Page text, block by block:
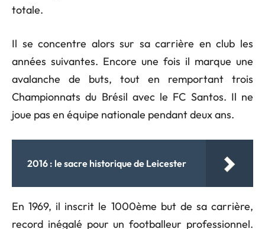
totale.
Il se concentre alors sur sa carrière en club les
années suivantes. Encore une fois il marque une
avalanche de buts, tout en remportant trois
Championnats du Brésil avec le FC Santos. Il ne
joue pas en équipe nationale pendant deux ans.
2016 : le sacre historique de Leicester
En 1969, il inscrit le 1000ème but de sa carrière,
record inégalé pour un footballeur professionnel.